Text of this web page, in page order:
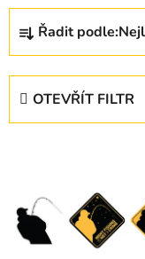
Ř
z
o
d
Řadit podle:
OTEVŘÍT FILTR
p